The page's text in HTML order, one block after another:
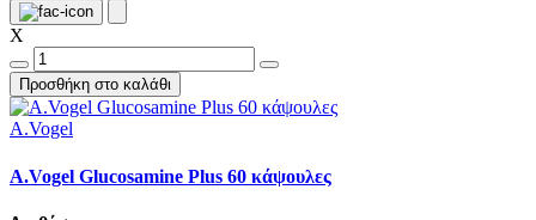
X
Προσθήκη στο καλάθι
A.Vogel
A.Vogel Glucosamine Plus 60 κάψουλες